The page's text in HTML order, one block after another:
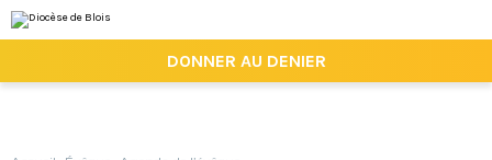
au
contenu.
la
personnels
DONNER AU DENIER